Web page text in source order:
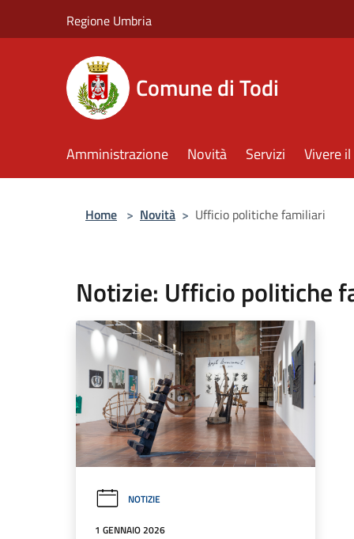
Regione Umbria
Comune di Todi
Amministrazione Novità Servizi Vivere
Home > Novità > Ufficio politiche familiari
Notizie: Ufficio politiche
NOTIZIE
1 GENNAIO 2026